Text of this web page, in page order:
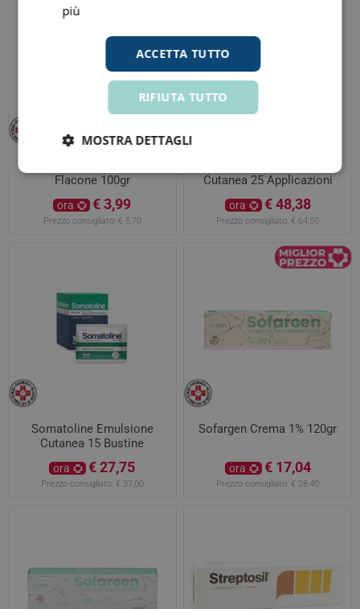
Flacone 100gr
ora € 3,99
Prezzo consigliato: € 5,70
Cutanea 25 Applicazioni
ora € 48,38
Prezzo consigliato: € 64,50
Somatoline Emulsione
Cutanea 15 Bustine
ora € 27,75
Prezzo consigliato: € 37,00
Sofargen Crema 1% 120gr
ora € 17,04
Prezzo consigliato: € 28,40
più
ACCETTA TUTTO
RIFIUTA TUTTO
MOSTRA DETTAGLI